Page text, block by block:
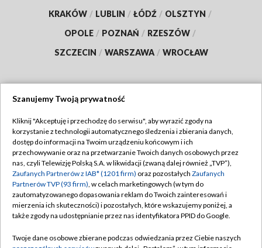
KRAKÓW / LUBLIN / ŁÓDŹ / OLSZTYN /
OPOLE / POZNAŃ / RZESZÓW /
SZCZECIN / WARSZAWA / WROCŁAW
TVP
Abonament TVP
Emisja w TVP
Centrum informacji TVP
Naziemna Telewizja Cyfrowa
Regulamin TVP
Polityka prywatności
Moje zgody
Pomoc
Szanujemy Twoją prywatność
Kliknij "Akceptuję i przechodzę do serwisu", aby wyrazić zgody na
korzystanie z technologii automatycznego śledzenia i zbierania danych,
dostęp do informacji na Twoim urządzeniu końcowym i ich
przechowywanie oraz na przetwarzanie Twoich danych osobowych przez
nas, czyli Telewizję Polską S.A. w likwidacji (zwaną dalej również „TVP”),
Zaufanych Partnerów z IAB* (1201 firm) oraz pozostałych Zaufanych
Partnerów TVP (93 firm), w celach marketingowych (w tym do
zautomatyzowanego dopasowania reklam do Twoich zainteresowań i
mierzenia ich skuteczności) i pozostałych, które wskazujemy poniżej, a
także zgody na udostępnianie przez nas identyfikatora PPID do Google.
Twoje dane osobowe zbierane podczas odwiedzania przez Ciebie naszych